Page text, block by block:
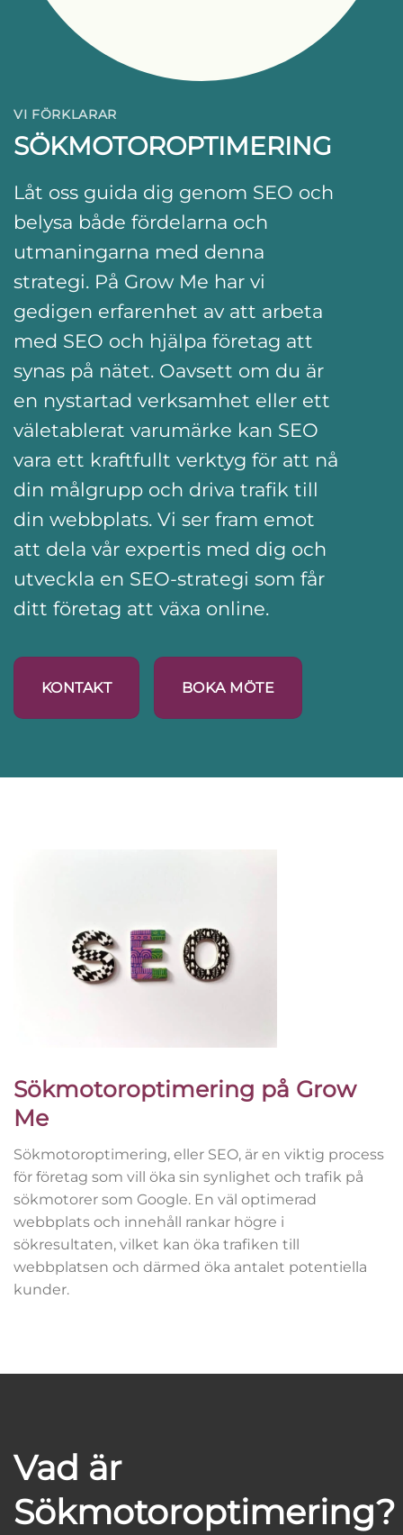
VI FÖRKLARAR
SÖKMOTOROPTIMERING
Låt oss guida dig genom SEO och
belysa både fördelarna och
utmaningarna med denna
strategi. På Grow Me har vi
gedigen erfarenhet av att arbeta
med SEO och hjälpa företag att
synas på nätet. Oavsett om du är
en nystartad verksamhet eller ett
väletablerat varumärke kan SEO
vara ett kraftfullt verktyg för att nå
din målgrupp och driva trafik till
din webbplats. Vi ser fram emot
att dela vår expertis med dig och
utveckla en SEO-strategi som får
ditt företag att växa online.
KONTAKT BOKA MÖTE
Sökmotoroptimering på Grow
Me
Sökmotoroptimering, eller SEO, är en viktig process
för företag som vill öka sin synlighet och trafik på
sökmotorer som Google. En väl optimerad
webbplats och innehåll rankar högre i
sökresultaten, vilket kan öka trafiken till
webbplatsen och därmed öka antalet potentiella
kunder.
Vad är
Sökmotoroptimering?